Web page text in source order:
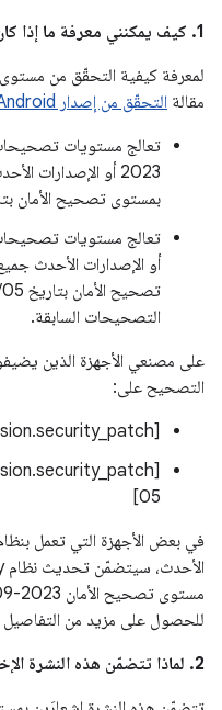
1. كيف يمكنني معرفة ما إذا كان جهازي محدّثًا لحلّ هذه المشاكل؟
لمعرفة كيفية التحقّق من
مقالة التحقّق من إصدار Android على جهازك وتحديثه
2023 أو الإصدارات
بمستوى تصحيح الأمان بتاريخ 1 أيلول
أو الإصدارات الأحدث
التصحيحات السابقة.
على مصنعي الأجهزة الذين
التصحيح على:
[ro.build.version.security_patch]:[2023-09-01]
05]
مستوى تصحيح الأمان ‎01-09-2023. يُرجى الاطّلاع على
للحصول على مزيد من
2. لماذا تتضمّن هذه النشرة الإخبارية مستويَين لرمز تصحيح الأمان؟